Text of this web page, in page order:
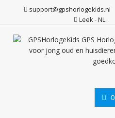
inhoud
support@gpshorlogekids.nl
Leek - NL
0